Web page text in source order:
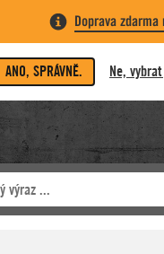
Doprava
ANO, SPRÁVNĚ. Ne,